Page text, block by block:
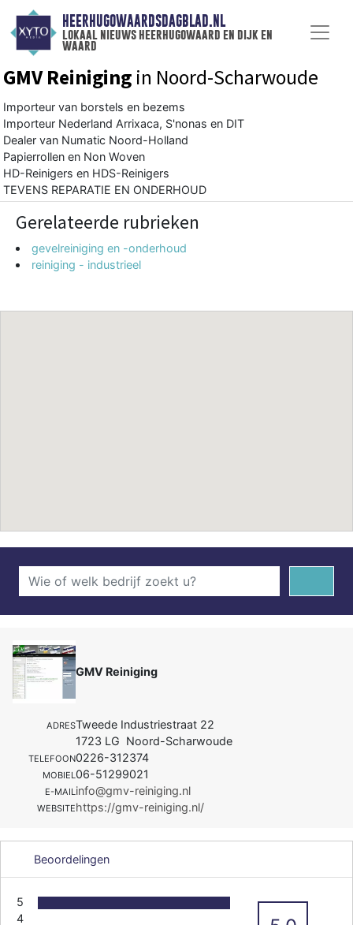
HEERHUGOWAARDSDAGBLAD.NL
lokaal nieuws heerhugowaard en dijk en
waard
GMV Reiniging in Noord-Scharwoude
Importeur van borstels en bezems
Importeur Nederland Arrixaca, S'nonas en DIT
Dealer van Numatic Noord-Holland
Papierrollen en Non Woven
HD-Reinigers en HDS-Reinigers
TEVENS REPARATIE EN ONDERHOUD
Gerelateerde rubrieken
gevelreiniging en -onderhoud
reiniging - industrieel
GMV Reiniging
ADRESTweede Industriestraat 22
1723 LG Noord-Scharwoude
TELEFOON0226-312374
MOBIEL 06-51299021
E-MAIL info@gmv-reiniging.nl
WEBSITEhttps://gmv-reiniging.nl/
Beoordelingen
5
4